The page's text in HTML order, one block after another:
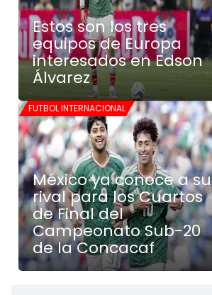
Estos son los tres
equipos de Europa
interesados en Edson
Álvarez
FUTBOL INTERNACIONAL
México ya conoce a su
rival para los Cuartos
de Final del
Campeonato Sub-20
de la Concacaf